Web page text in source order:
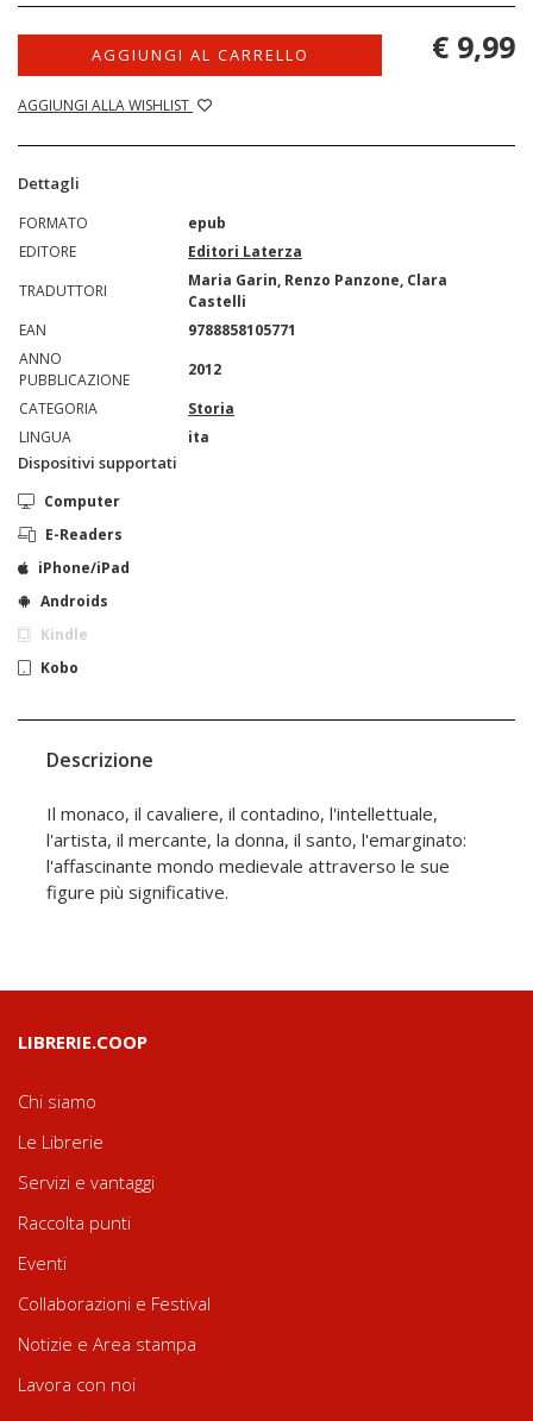
AGGIUNGI AL CARRELLO
AGGIUNGI ALLA WISHLIST
€ 9,99
Dettagli
FORMATO
epub
EDITORE
Editori Laterza
TRADUTTORI
Maria Garin, Renzo Panzone, Clara
Castelli
EAN
9788858105771
ANNO
PUBBLICAZIONE
2012
CATEGORIA
Storia
LINGUA
ita
Dispositivi supportati
Computer
E-Readers
iPhone/iPad
Androids
Kindle
Kobo
Descrizione
Il monaco, il cavaliere, il contadino, l'intellettuale,
l'artista, il mercante, la donna, il santo, l'emarginato:
l'affascinante mondo medievale attraverso le sue
figure più significative.
LIBRERIE.COOP
Chi siamo
Le Librerie
Servizi e vantaggi
Raccolta punti
Eventi
Collaborazioni e Festival
Notizie e Area stampa
Lavora con noi